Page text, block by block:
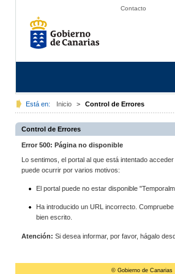
Contacto
Está en: Inicio > Control de Errores
Control de Errores
Error 500: Página no disponible
Lo sentimos, el portal al que está intentado
puede ocurrir por varios motivos:
El portal puede no estar disponible
Ha introducido un URL incorrecto.
bien escrito.
Atención: Si desea informar, por favor, hágalo
© Gobierno de Canarias